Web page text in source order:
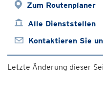
Zum Routenplaner
Alle Dienststellen
Kontaktieren Sie
Letzte Änderung dieser